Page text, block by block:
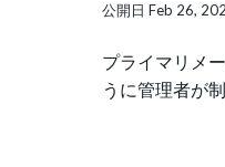
公開日 Feb 26,
プライマリメ
うに管理者が